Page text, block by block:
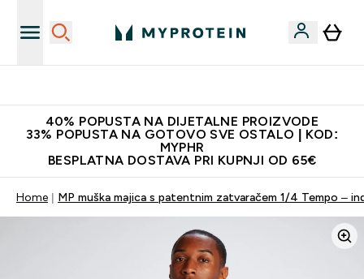
40% POPUSTA NA DIJETALNE PROIZVODE
33% POPUSTA NA GOTOVO SVE OSTALO | KOD:
MYPHR
BESPLATNA DOSTAVA PRI KUPNJI OD 65€
Home MP muška majica s patentnim zatvaračem 1/4 Tempo –